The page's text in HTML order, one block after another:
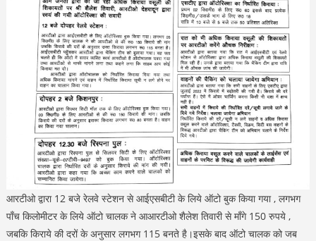
आरटीओ द्वारा 12 बजे रेलवे स्टेशन से आईएसबीटी के लिये ऑटो बुक किया गया , लगभग
पाँच किलोमीटर के लिये ऑटो चालक ने आआरटीओ शैलेश तिवारी से माँगे 150 रुपये ,
जबकि किराये की दरों के अनुसार लगभग 115 बनते है।इसके बाद ऑटो चालक को जब